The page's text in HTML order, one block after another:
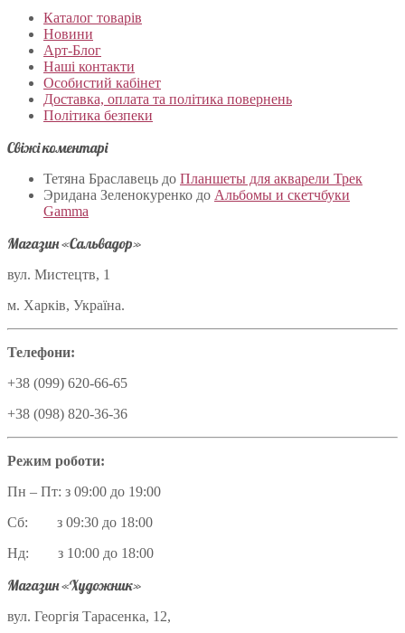
Каталог товарів
Новини
Арт-Блог
Наші контакти
Особистий кабінет
Доставка, оплата та політика повернень
Політика безпеки
Свіжі коментарі
Тетяна Браславець до Планшеты для акварели Трек
Эридана Зеленокуренко до Альбомы и скетчбуки
Gamma
Магазин «Сальвадор»
вул. Мистецтв, 1
м. Харків, Україна.
Телефони:
+38 (099) 620-66-65
+38 (098) 820-36-36
Режим роботи:
Пн – Пт: з 09:00 до 19:00
Сб: з 09:30 до 18:00
Нд: з 10:00 до 18:00
Магазин «Художник»
вул. Георгія Тарасенка, 12,